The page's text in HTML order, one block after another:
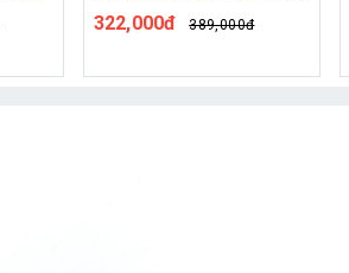
M5,M6 cao cấp
322,000đ 389,000đ